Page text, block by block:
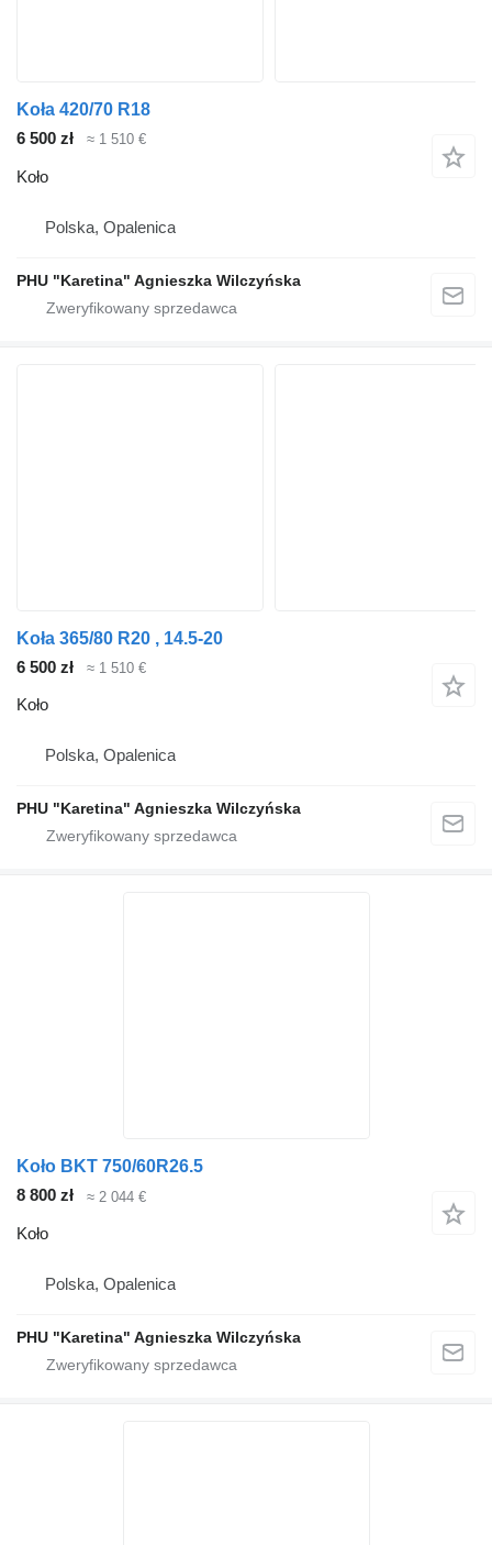
Koła 420/70 R18
6 500 zł
≈ 1 510 €
Koło
Polska, Opalenica
PHU "Karetina" Agnieszka Wilczyńska
Koła 365/80 R20 , 14.5-20
6 500 zł
≈ 1 510 €
Koło
Polska, Opalenica
PHU "Karetina" Agnieszka Wilczyńska
Koło BKT 750/60R26.5
8 800 zł
≈ 2 044 €
Koło
Polska, Opalenica
PHU "Karetina" Agnieszka Wilczyńska